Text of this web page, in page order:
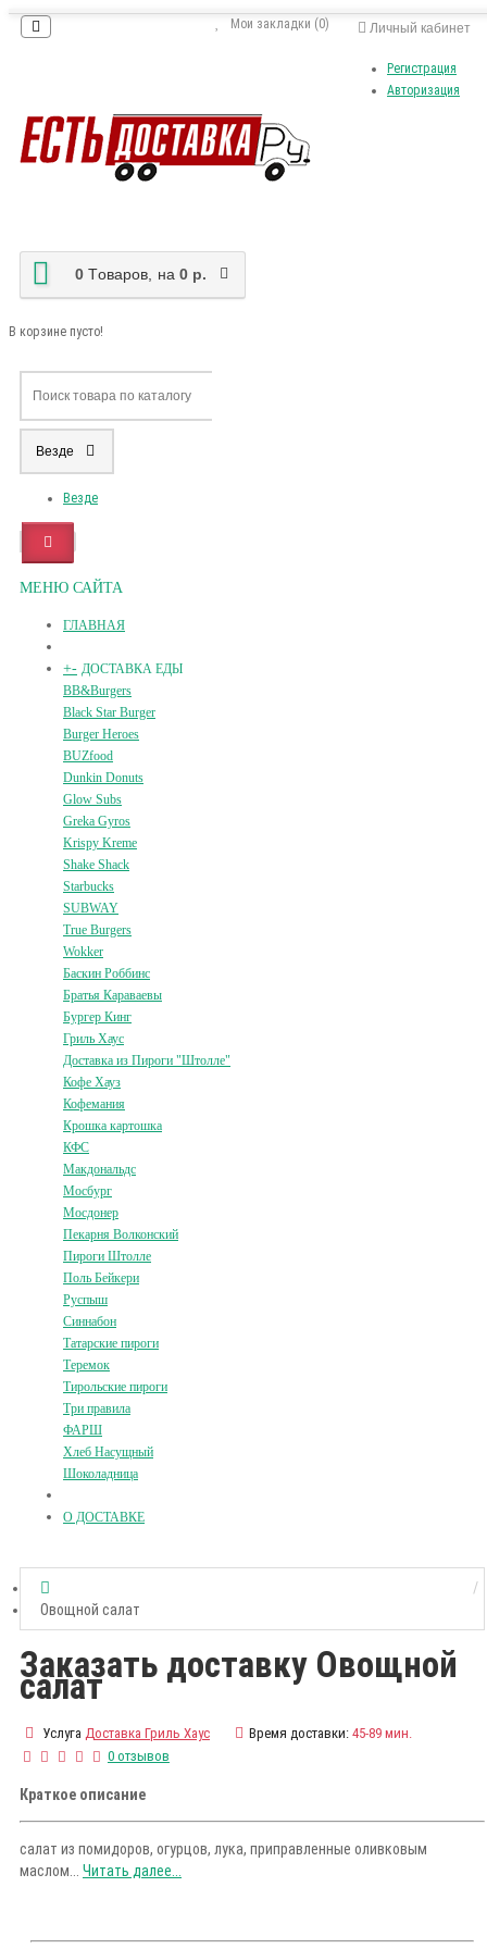
Личный кабинет
Регистрация
Авторизация
Мои закладки (0)
0 Tоваров, на 0 р.
В корзине пусто!
Везде
Везде
МЕНЮ САЙТА
ГЛАВНАЯ
+- ДОСТАВКА ЕДЫ
BB&Burgers
Black Star Burger
Burger Heroes
BUZfood
Dunkin Donuts
Glow Subs
Greka Gyros
Krispy Kreme
Shake Shack
Starbucks
SUBWAY
True Burgers
Wokker
Баскин Роббинс
Братья Караваевы
Бургер Кинг
Гриль Хаус
Доставка из Пироги "Штолле"
Кофе Хауз
Кофемания
Крошка картошка
КФС
Макдональдс
Мосбург
Мосдонер
Пекарня Волконский
Пироги Штолле
Поль Бейкери
Руспыш
Синнабон
Татарские пироги
Теремок
Тирольские пироги
Три правила
ФАРШ
Хлеб Насущный
Шоколадница
О ДОСТАВКЕ
Овощной салат
Заказать доставку Овощной
салат
Услуга Доставка Гриль Хаус Время доставки: 45-89 мин.
0 отзывов
Краткое описание
салат из помидоров, огурцов, лука, приправленные оливковым
маслом... Читать далее...